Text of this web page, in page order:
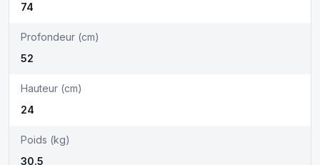
74
Profondeur (cm)
52
Hauteur (cm)
24
Poids (kg)
30.5